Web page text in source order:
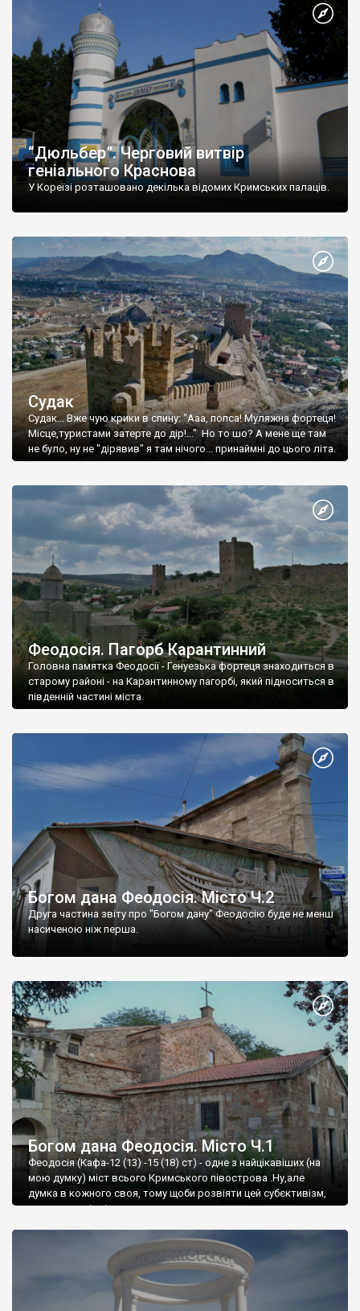
“Дюльбер”. Черговий витвір
геніального Краснова
У Кореїзі розташовано декілька відомих Кримських палаців.
Судак
Судак... Вже чую крики в спину: "Ааа, попса! Муляжна фортеця!
Місце,туристами затерте до дір!..." Но то шо? А мене ще там
не було, ну не "дірявив" я там нічого... принаймні до цього літа.
Феодосія. Пагорб Карантинний
Головна памятка Феодосії - Генуезька фортеця знаходиться в
старому районі - на Карантинному пагорбі, який підноситься в
південній частині міста.
Богом дана Феодосія. Місто Ч.2
Друга частина звіту про "Богом дану" Феодосію буде не менш
насиченою ніж перша.
Богом дана Феодосія. Місто Ч.1
Феодосія (Кафа-12 (13) -15 (18) ст) - одне з найцікавіших (на
мою думку) міст всього Кримського півострова .Ну,але
думка в кожного своя, тому щоби розвіяти цей субєктивізм,
запрошую відвідати це